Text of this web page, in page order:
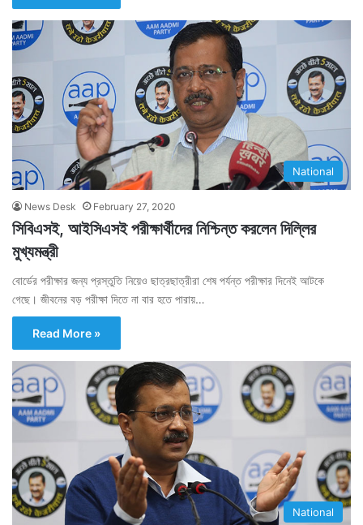
National
News Desk February 27, 2020
সিবিএসই, আইসিএসই পরীক্ষার্থীদের নিশ্চিন্ত করলেন দিল্লির
মুখ্যমন্ত্রী
বোর্ডের পরীক্ষার জন্য প্রস্তুতি নিয়েও ছাত্রছাত্রীরা শেষ পর্যন্ত পরীক্ষার দিনেই আটকে
গেছে। জীবনের বড় পরীক্ষা দিতে না বার হতে পারায়…
Read More »
National